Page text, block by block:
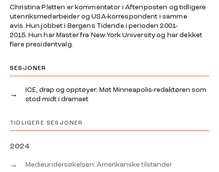
Christina Pletten er kommentator i Aftenposten og tidligere
utenriksmedarbeider og USA-korrespondent i samme
avis. Hun jobbet i Bergens Tidende i perioden 2001-
2015. Hun har Master fra New York University og har dekket
flere presidentvalg.
SESJONER
→
ICE, drap og opptøyer: Møt Minneapolis-redaktøren som
stod midt i dramaet
TIDLIGERE SESJONER
2024
→ Medieundersøkelsen: Amerikanske tilstander